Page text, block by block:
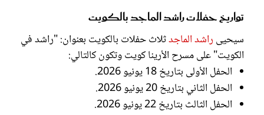
تواريخ حفلات راشد الماجد بالكويت
سيحيى راشد الماجدثلاث حفلات بالكويت بعنوان: "راشد في
الكويت" على مسرح الأرينا كويت وتكون كالتالي:
الحفل الأولى بتاريخ 18 يونيو 2026.
الحفل الثاني بتاريخ 20 يونيو 2026.
الحفل الثالث بتاريخ 22 يونيو 2026.